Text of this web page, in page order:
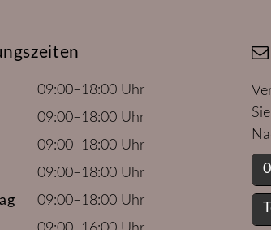
09:00–18:00 Uhr
09:00–18:00 Uhr
09:00–18:00 Uhr
09:00–18:00 Uhr
09:00–18:00 Uhr